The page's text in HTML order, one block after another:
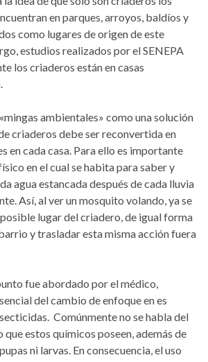
en parques, arroyos, baldíos y
como lugares de origen de este
estudios realizados por el SENEPA
los criaderos están en casas
ambientales» como una solución
criaderos debe ser reconvertida en
en cada casa. Para ello es importante
en el cual se habita para saber y
agua estancada después de cada lluvia
Así, al ver un mosquito volando, ya se
lugar del criadero, de igual forma
y trasladar esta misma acción fuera
fue abordado por el médico,
del cambio de enfoque en es
Comúnmente no se habla del
estos químicos poseen, además de
ni larvas. En consecuencia, el uso